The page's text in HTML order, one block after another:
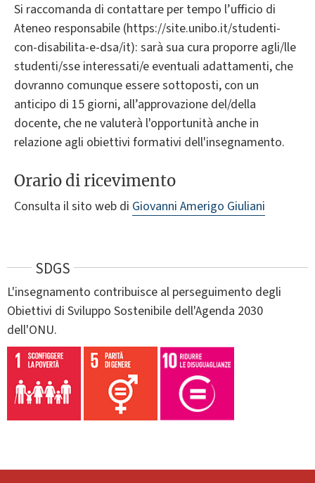
Si raccomanda di contattare per tempo l’ufficio di
Ateneo responsabile (https://site.unibo.it/studenti-
con-disabilita-e-dsa/it): sarà sua cura proporre agli/lle
studenti/sse interessati/e eventuali adattamenti, che
dovranno comunque essere sottoposti, con un
anticipo di 15 giorni, all’approvazione del/della
docente, che ne valuterà l'opportunità anche in
relazione agli obiettivi formativi dell'insegnamento.
Orario di ricevimento
Consulta il sito web di Giovanni Amerigo Giuliani
SDGS
L'insegnamento contribuisce al perseguimento degli
Obiettivi di Sviluppo Sostenibile dell'Agenda 2030
dell'ONU.